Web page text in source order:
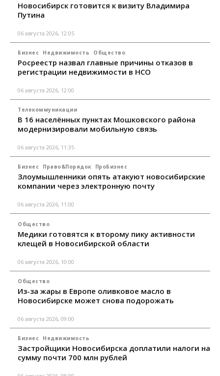
Новосибирск готовится к визиту Владимира
Путина
06 августа 2026, 12:05
Бизнес Недвижимость Общество
Росреестр назвал главные причины отказов в
регистрации недвижимости в НСО
06 августа 2026, 12:00
Телекоммуникации
В 16 населённых пунктах Мошковского района
модернизировали мобильную связь
06 августа 2026, 11:35
Бизнес Право&Порядок ПроБизнес
Злоумышленники опять атакуют новосибирские
компании через электронную почту
06 августа 2026, 11:00
Общество
Медики готовятся к второму пику активности
клещей в Новосибирской области
06 августа 2026, 10:00
Общество
Из-за жары в Европе оливковое масло в
Новосибирске может снова подорожать
06 августа 2026, 09:00
Бизнес Недвижимость
Застройщики Новосибирска доплатили налоги на
сумму почти 700 млн рублей